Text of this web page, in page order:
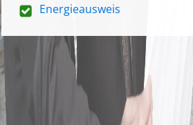
Energieausweis